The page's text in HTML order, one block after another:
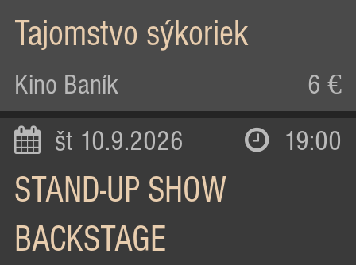
Tajomstvo sýkoriek
Kino Baník 6 €
št 10.9.2026 19:00
STAND-UP SHOW
BACKSTAGE